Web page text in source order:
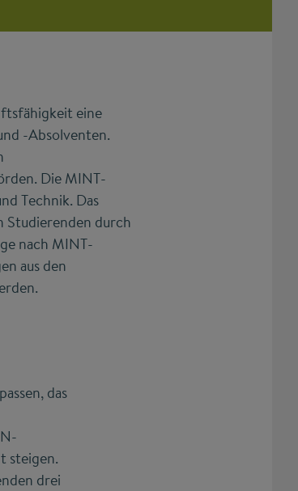
eine
-Absolventen.
Die MINT-
Technik. Das
Studierenden durch
nach MINT-
aus den
das
steigen.
drei